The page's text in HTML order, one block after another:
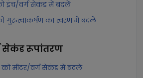
इंच/वर्ग सेकंड में बदलें
गुरुत्वाकर्षण का त्वरण में बदलें
सेकंडरूपांतरण
मीटर/वर्ग सेकंड में बदलें